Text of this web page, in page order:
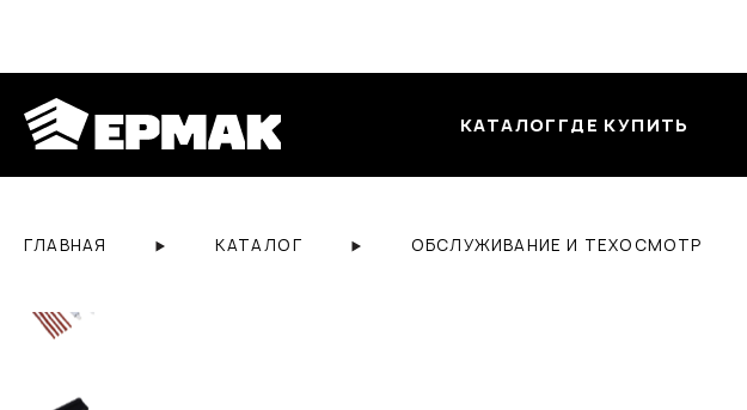
КАТАЛОГ ГДЕ КУПИТЬ
ГЛАВНАЯ КАТАЛОГ ОБСЛУЖИВАНИЕ И ТЕХОСМОТР